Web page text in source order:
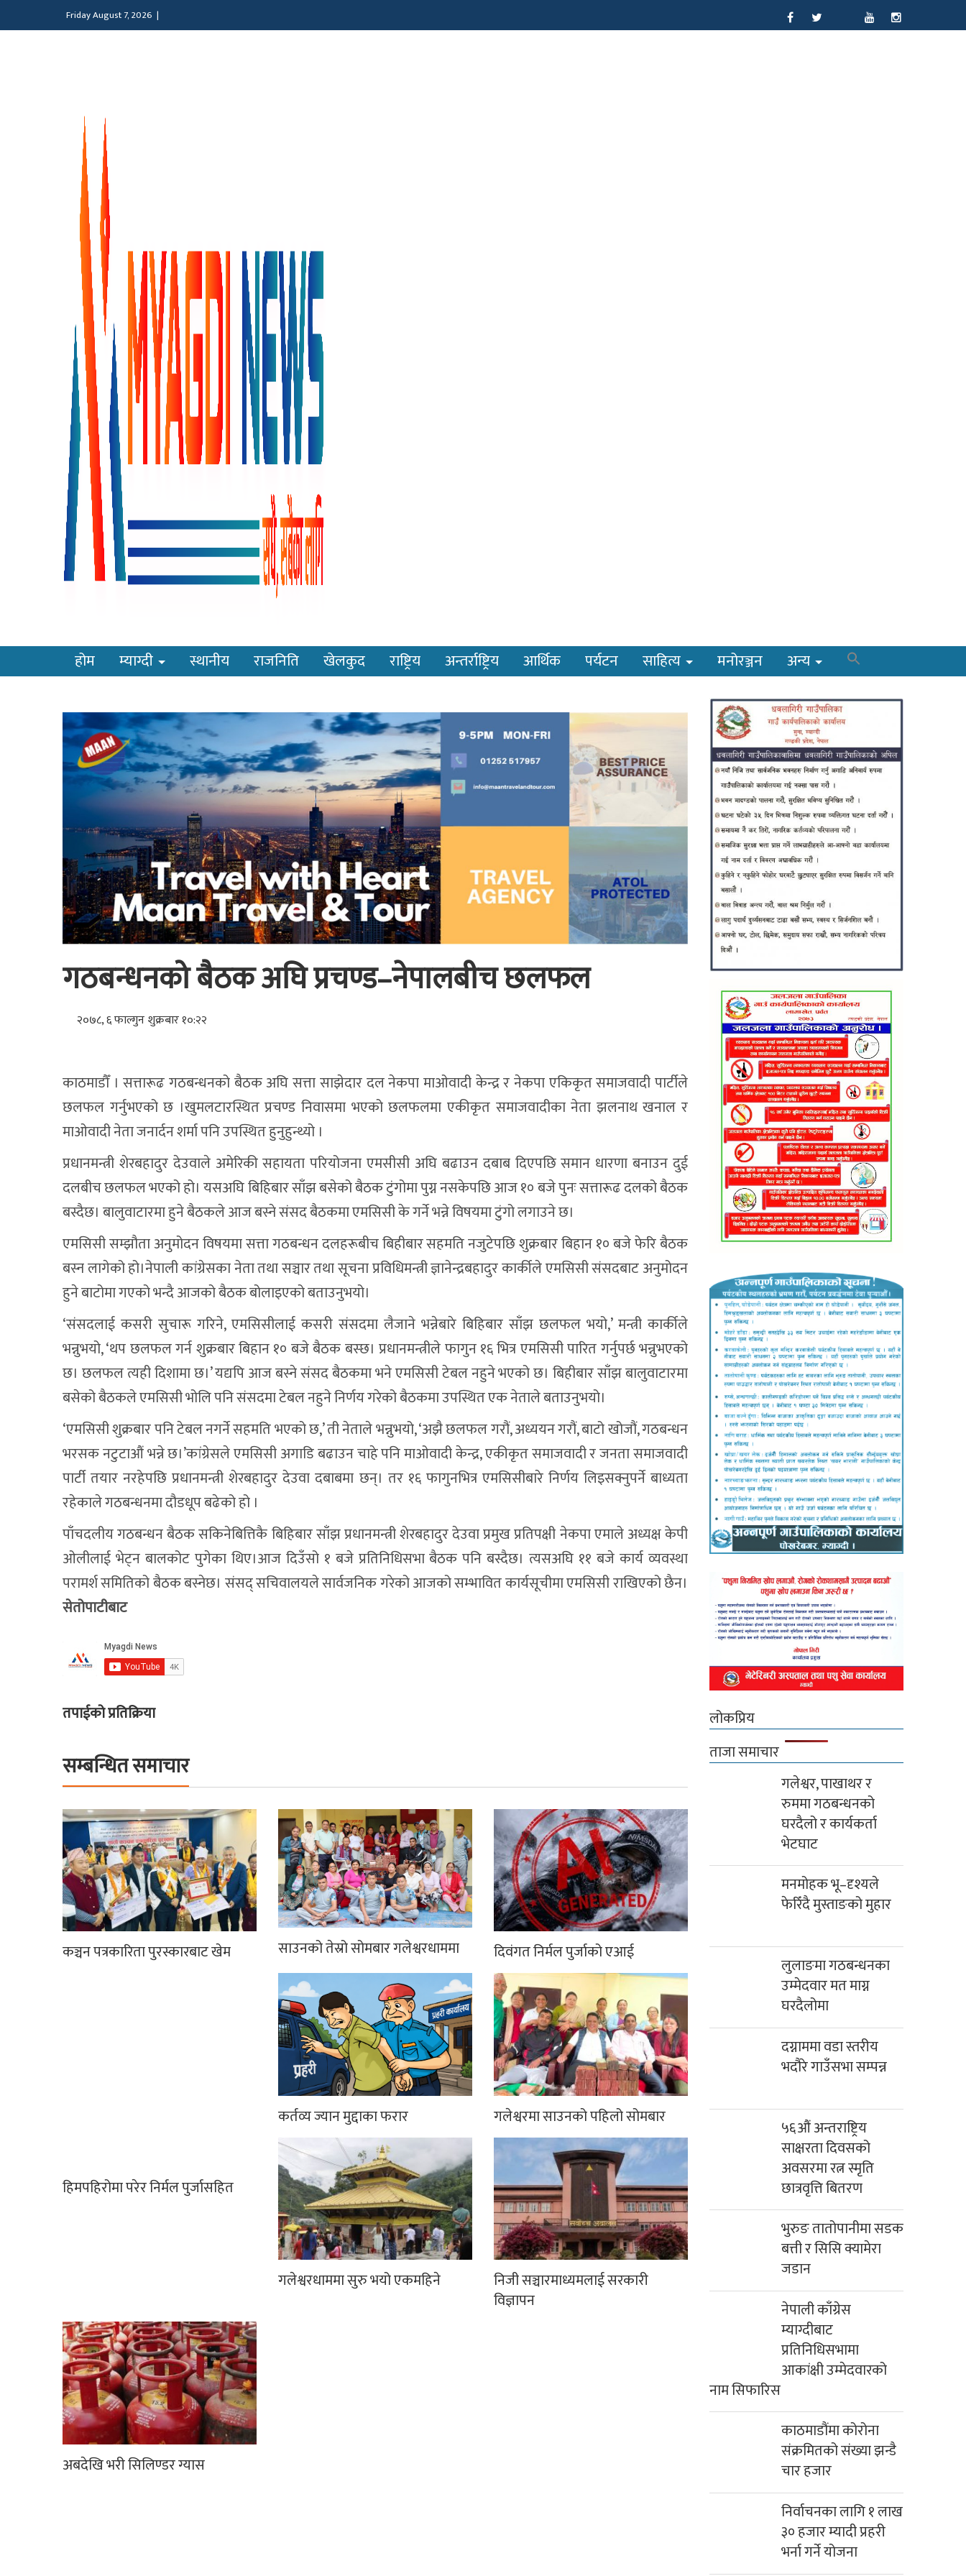
Friday August 7, 2026 |
होम म्याग्दी स्थानीय राजनिति खेलकुद राष्ट्रिय अन्तर्राष्ट्रिय आर्थिक पर्यटन साहित्य मनोरञ्जन अन्य
गठबन्धनको बैठक अघि प्रचण्ड–नेपालबीच छलफल
२०७८, ६ फाल्गुन शुक्रबार १०:२२
काठमाडौँ । सत्तारूढ गठबन्धनको बैठक अघि सत्ता साझेदार दल नेकपा माओवादी केन्द्र र नेकपा एकिकृत समाजवादी पार्टीले
छलफल गर्नुभएको छ ।खुमलटारस्थित प्रचण्ड निवासमा भएको छलफलमा एकीकृत समाजवादीका नेता झलनाथ खनाल र
माओवादी नेता जनार्दन शर्मा पनि उपस्थित हुनुहुन्थ्यो ।
प्रधानमन्त्री शेरबहादुर देउवाले अमेरिकी सहायता परियोजना एमसीसी अघि बढाउन दबाब दिएपछि समान धारणा बनाउन दुई
दलबीच छलफल भएको हो। यसअघि बिहिबार साँझ बसेको बैठक टुंगोमा पुग्न नसकेपछि आज १० बजे पुनः सत्तारूढ दलको बैठक
बस्दैछ। बालुवाटारमा हुने बैठकले आज बस्ने संसद बैठकमा एमसिसी के गर्ने भन्ने विषयमा टुंगो लगाउने छ।
एमसिसी सम्झौता अनुमोदन विषयमा सत्ता गठबन्धन दलहरूबीच बिहीबार सहमति नजुटेपछि शुक्रबार बिहान १० बजे फेरि बैठक
बस्न लागेको हो।नेपाली कांग्रेसका नेता तथा सञ्चार तथा सूचना प्रविधिमन्त्री ज्ञानेन्द्रबहादुर कार्कीले एमसिसी संसदबाट अनुमोदन
हुने बाटोमा गएको भन्दै आजको बैठक बोलाइएको बताउनुभयो।
‘संसदलाई कसरी सुचारू गरिने, एमसिसीलाई कसरी संसदमा लैजाने भन्नेबारे बिहिबार साँझ छलफल भयो,’ मन्त्री कार्कीले
भन्नुभयो, ‘थप छलफल गर्न शुक्रबार बिहान १० बजे बैठक बस्छ। प्रधानमन्त्रीले फागुन १६ भित्र एमसिसी पारित गर्नुपर्छ भन्नुभएको
छ। छलफल त्यही दिशामा छ।’ यद्यपि आज बस्ने संसद बैठकमा भने एमसिसी टेबल नहुने भएको छ। बिहीबार साँझ बालुवाटारमा
बसेको बैठकले एमसिसी भोलि पनि संसदमा टेबल नहुने निर्णय गरेको बैठकमा उपस्थित एक नेताले बताउनुभयो।
‘एमसिसी शुक्रबार पनि टेबल नगर्ने सहमति भएको छ,’ ती नेताले भन्नुभयो, ‘अझै छलफल गरौं, अध्ययन गरौं, बाटो खोजौं, गठबन्धन
भरसक नटुटाऔं भन्ने छ।’कांग्रेसले एमसिसी अगाडि बढाउन चाहे पनि माओवादी केन्द्र, एकीकृत समाजवादी र जनता समाजवादी
पार्टी तयार नरहेपछि प्रधानमन्त्री शेरबहादुर देउवा दबाबमा छन्। तर १६ फागुनभित्र एमसिसीबारे निर्णय लिइसक्नुपर्ने बाध्यता
रहेकाले गठबन्धनमा दौडधूप बढेको हो ।
पाँचदलीय गठबन्धन बैठक सकिनेबित्तिकै बिहिबार साँझ प्रधानमन्त्री शेरबहादुर देउवा प्रमुख प्रतिपक्षी नेकपा एमाले अध्यक्ष केपी
ओलीलाई भेट्न बालकोट पुगेका थिए।आज दिउँसो १ बजे प्रतिनिधिसभा बैठक पनि बस्दैछ। त्यसअघि ११ बजे कार्य व्यवस्था
परामर्श समितिको बैठक बस्नेछ। संसद् सचिवालयले सार्वजनिक गरेको आजको सम्भावित कार्यसूचीमा एमसिसी राखिएको छैन।
सेतोपाटीबाट
तपाईको प्रतिक्रिया
सम्बन्धित समाचार
कञ्चन पत्रकारिता पुरस्कारबाट खेम साउनको तेस्रो सोमबार गलेश्वरधाममा दिवंगत निर्मल पुर्जाको एआई
हिमपहिरोमा परेर निर्मल पुर्जासहित
कर्तव्य ज्यान मुद्दाका फरार गलेश्वरमा साउनको पहिलो सोमबार
गलेश्वरधाममा सुरु भयो एकमहिने
निजी सञ्चारमाध्यमलाई सरकारी
विज्ञापन
अबदेखि भरी सिलिण्डर ग्यास
लोकप्रिय
ताजा समाचार
गलेश्वर, पाखाथर र
रुममा गठबन्धनको
घरदैलो र कार्यकर्ता
भेटघाट
मनमोहक भू–दृश्यले
फेरिँदै मुस्ताङको मुहार
लुलाङमा गठबन्धनका
उम्मेदवार मत माग्न
घरदैलोमा
दग्नाममा वडा स्तरीय
भदौरे गाउँसभा सम्पन्न
५६औं अन्तराष्ट्रिय
साक्षरता दिवसको
अवसरमा रत्न स्मृति
छात्रवृत्ति बितरण
भुरुङ तातोपानीमा सडक
बत्ती र सिसि क्यामेरा
जडान
नेपाली काँग्रेस
म्याग्दीबाट
प्रतिनिधिसभामा
आकांक्षी उम्मेदवारको
नाम सिफारिस
काठमाडौंमा कोरोना
संक्रमितको संख्या झन्डै
चार हजार
निर्वाचनका लागि १ लाख
३० हजार म्यादी प्रहरी
भर्ना गर्ने योजना